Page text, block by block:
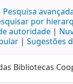
Pesquisa
por
autoridade
Sugestões
Bibliotecas